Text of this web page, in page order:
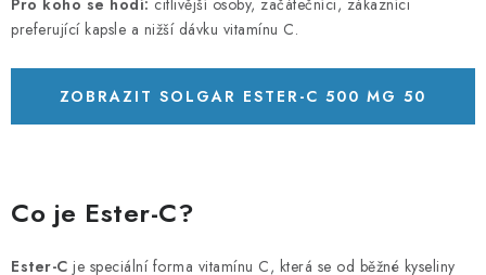
Pro koho se hodí: citlivější osoby, začátečníci, zákazníci
preferující kapsle a nižší dávku vitamínu C.
ZOBRAZIT SOLGAR ESTER-C 500 MG 50
Co je Ester-C?
Ester-C je speciální forma vitamínu C, která se od běžné kyseliny